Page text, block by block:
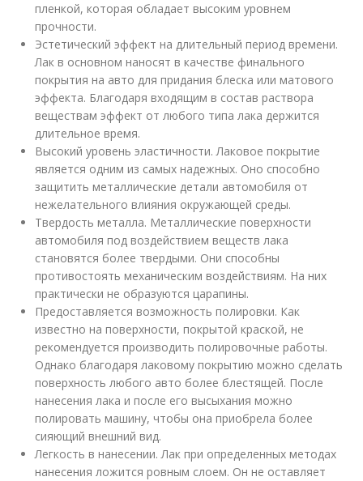
пленкой, которая обладает высоким уровнем
прочности.
Эстетический эффект на длительный период времени.
Лак в основном наносят в качестве финального
покрытия на авто для придания блеска или матового
эффекта. Благодаря входящим в состав раствора
веществам эффект от любого типа лака держится
длительное время.
Высокий уровень эластичности. Лаковое покрытие
является одним из самых надежных. Оно способно
защитить металлические детали автомобиля от
нежелательного влияния окружающей среды.
Твердость металла. Металлические поверхности
автомобиля под воздействием веществ лака
становятся более твердыми. Они способны
противостоять механическим воздействиям. На них
практически не образуются царапины.
Предоставляется возможность полировки. Как
известно на поверхности, покрытой краской, не
рекомендуется производить полировочные работы.
Однако благодаря лаковому покрытию можно сделать
поверхность любого авто более блестящей. После
нанесения лака и после его высыхания можно
полировать машину, чтобы она приобрела более
сияющий внешний вид.
Легкость в нанесении. Лак при определенных методах
нанесения ложится ровным слоем. Он не оставляет